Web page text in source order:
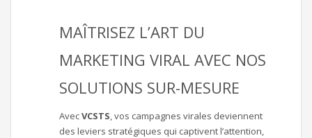
MAÎTRISEZ L’ART DU
MARKETING VIRAL AVEC NOS
SOLUTIONS SUR-MESURE
AvecVCSTS, vos campagnes virales deviennent
des leviers stratégiques qui captivent l’attention,